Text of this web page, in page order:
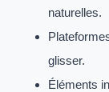
naturelles.
glisser.
Éléments